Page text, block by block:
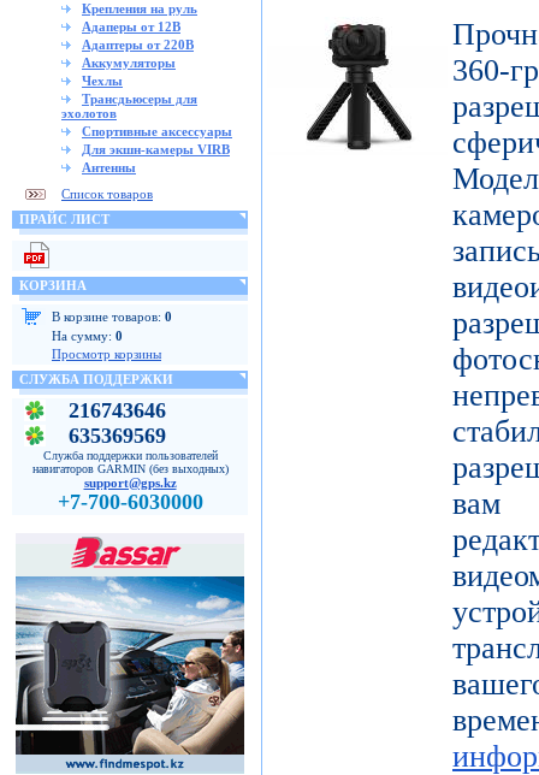
Крепления на руль
Адаперы от 12В
Адаптеры от 220В
Аккумуляторы
Чехлы
Трансдьюсеры для
эхолотов
Спортивные аксессуары
Для экшн-камеры VIRB
Антенны
Список товаров
ПРАЙС ЛИСТ
КОРЗИНА
В корзине товаров: 0
На сумму: 0
Просмотр корзины
СЛУЖБА ПОДДЕРЖКИ
216743646
635369569
Служба поддержки пользователей
навигаторов GARMIN (без выходных)
support@gps.kz
+7-700-6030000
вам